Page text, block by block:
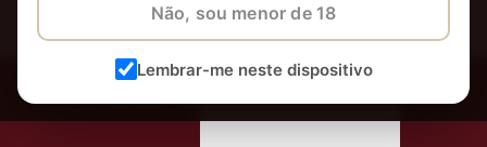
Não, sou menor de 18
Lembrar-me neste dispositivo
‹ Meus Vinhos
Mais de 80.000 clientes apaixonados por nossos
rótulos